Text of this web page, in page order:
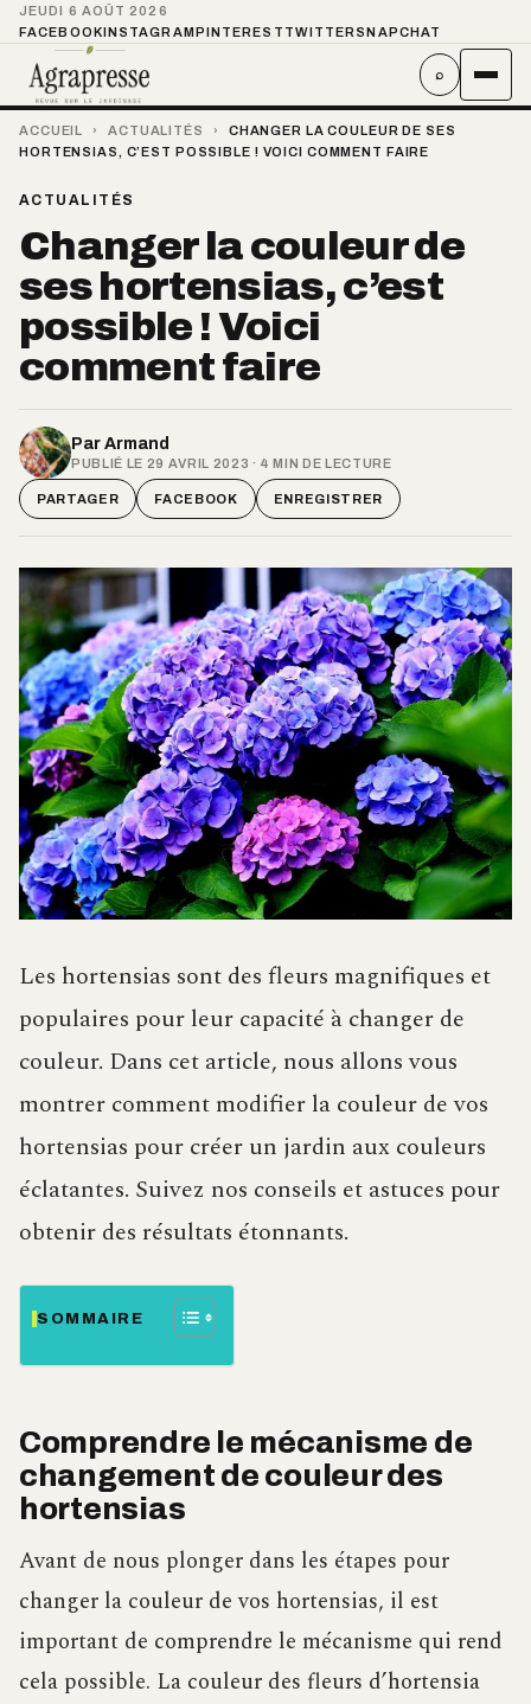
JEUDI 6 AOÛT 2026
FACEBOOKINSTAGRAMPINTEREST TWITTER SNAPCHAT
⌕
ACCUEIL › ACTUALITÉS ›
CHANGER LA COULEUR DE SES
HORTENSIAS, C’EST POSSIBLE ! VOICI COMMENT FAIRE
ACTUALITÉS
Changer la couleur de
ses hortensias, c’est
possible ! Voici
comment faire
Par Armand
PUBLIÉ LE 29 AVRIL 2023 · 4 MIN DE LECTURE
PARTAGER FACEBOOK ENREGISTRER
Les hortensias sont des fleurs magnifiques et
populaires pour leur capacité à changer de
couleur. Dans cet article, nous allons vous
montrer comment modifier la couleur de vos
hortensias pour créer un jardin aux couleurs
éclatantes. Suivez nos conseils et astuces pour
obtenir des résultats étonnants.
SOMMAIRE
Comprendre le mécanisme de
changement de couleur des
hortensias
Avant de nous plonger dans les étapes pour
changer la couleur de vos hortensias, il est
important de comprendre le mécanisme qui rend
cela possible. La couleur des fleurs d’hortensia